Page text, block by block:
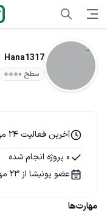
Hana1317
سطح ۰
مهارت‌ها
آخرین فعالیت 24 مهر 1404
0 پروژه انجام شده
عضو پونیشا از 23 مهر 1404